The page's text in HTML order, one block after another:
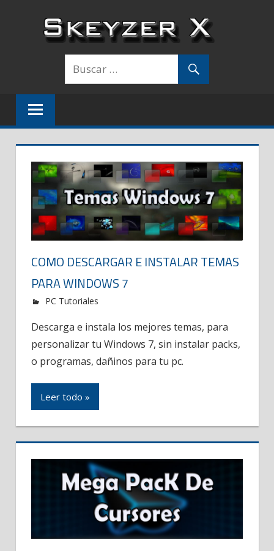
contenido
COMO DESCARGAR E INSTALAR TEMAS
PARA WINDOWS 7
PC Tutoriales
Descarga e instala los mejores temas, para
personalizar tu Windows 7, sin instalar packs,
o programas, dañinos para tu pc.
Leer todo »